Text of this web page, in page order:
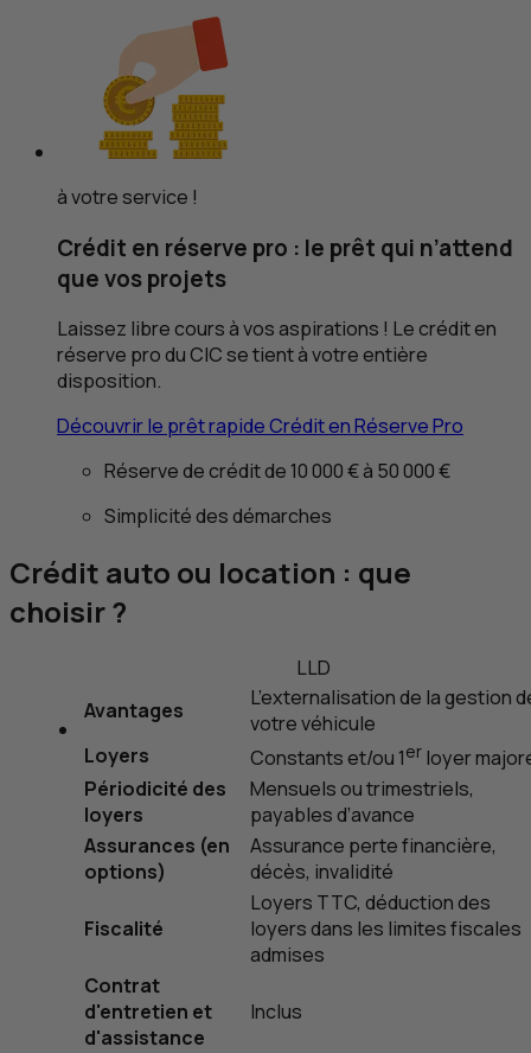
à votre service !
Crédit en réserve pro : le prêt qui n’attend
que vos projets
Laissez libre cours à vos aspirations ! Le crédit en
réserve pro duCICse tient à votre entière
disposition.
Découvrir le prêt rapide Crédit en Réserve Pro
Réserve de crédit de 10 000 € à 50 000 €
Simplicité des démarches
Crédit auto ou location : que
choisir ?
LLD
Avantages
L’externalisation de la gestion
votre véhicule
Loyers
Constants et/ou 1er loyer
Périodicité des
loyers
Mensuels ou trimestriels,
payables d’avance
Assurances (en
options)
Assurance perte financière,
décès, invalidité
Fiscalité
Loyers TTC, déduction des
loyers dans les limites fiscales
admises
Contrat
d'entretien et
d'assistance
Inclus